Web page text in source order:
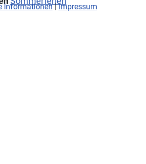
Informationen|Impressum